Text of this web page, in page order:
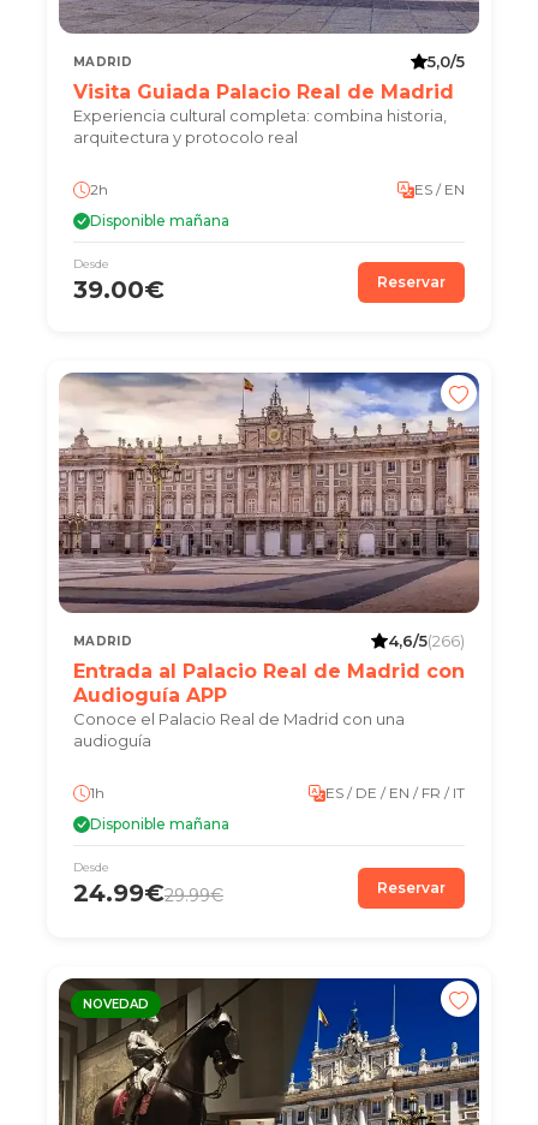
MADRID 5,0/5
Visita Guiada Palacio Real de Madrid
Experiencia cultural completa: combina historia,
arquitectura y protocolo real
2h
ES / EN
Disponible mañana
Desde
39.00€ Reservar
MADRID 4,6/5(266)
Entrada al Palacio Real de Madrid con
Audioguía APP
Conoce el Palacio Real de Madrid con una
audioguía
1h
ES / DE / EN / FR / IT
Disponible mañana
Desde
24.99€29.99€ Reservar
NOVEDAD